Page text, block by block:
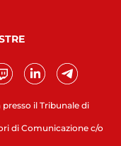
il Tribunale di
di Comunicazione c/o